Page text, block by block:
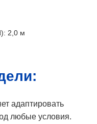
2,0 м
адаптировать
любые условия.